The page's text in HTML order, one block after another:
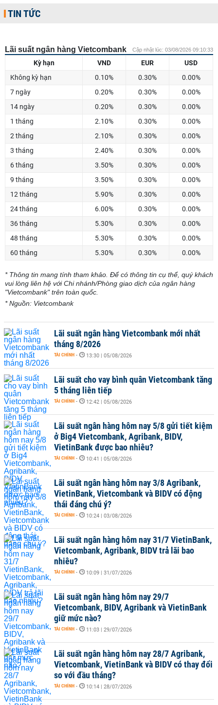
TIN TỨC
Lãi suất ngân hàng Vietcombank Cập nhật lúc: 03/08/2026 09:10:33
Kỳ hạn VND EUR
USD
Không kỳ hạn
0.10% 0.30%
0.00%
7 ngày
0.20% 0.30%
0.00%
14 ngày
0.20% 0.30%
0.00%
1 tháng
2.10% 0.30%
0.00%
2 tháng
2.10% 0.30%
0.00%
3 tháng
2.40% 0.30%
0.00%
6 tháng
3.50% 0.30%
0.00%
9 tháng
3.50% 0.30%
0.00%
12 tháng
5.90% 0.30%
0.00%
24 tháng
6.00% 0.30%
0.00%
36 tháng
5.30% 0.30%
0.00%
48 tháng
5.30% 0.30%
0.00%
60 tháng
5.30% 0.30% 0.00%
* Thông tin mang tính tham khảo. Để có thông tin cụ thể, quý khách
vui lòng liên hệ với Chi nhánh/Phòng giao dịch của ngân hàng
"Vietcombank" trên toàn quốc.
* Nguồn: Vietcombank
Lãi suất ngân hàng Vietcombank mới nhất
tháng 8/2026
TÀI CHÍNH - 13:30 | 05/08/2026
Lãi suất cho vay bình quân Vietcombank tăng
5 tháng liên tiếp
TÀI CHÍNH - 12:42 | 05/08/2026
Lãi suất ngân hàng hôm nay 5/8 gửi tiết kiệm
ở Big4 Vietcombank, Agribank, BIDV,
VietinBank được bao nhiêu?
TÀI CHÍNH - 10:41 | 05/08/2026
Lãi suất ngân hàng hôm nay 3/8 Agribank,
VietinBank, Vietcombank và BIDV có động
thái đáng chú ý?
TÀI CHÍNH - 10:24 | 03/08/2026
Lãi suất ngân hàng hôm nay 31/7 VietinBank,
Vietcombank, Agribank, BIDV trả lãi bao
nhiêu?
TÀI CHÍNH - 10:09 | 31/07/2026
Lãi suất ngân hàng hôm nay 29/7
Vietcombank, BIDV, Agribank và VietinBank
giữ mức nào?
TÀI CHÍNH - 11:03 | 29/07/2026
Lãi suất ngân hàng hôm nay 28/7 Agribank,
Vietcombank, VietinBank và BIDV có thay đổi
so với đầu tháng?
TÀI CHÍNH - 10:14 | 28/07/2026